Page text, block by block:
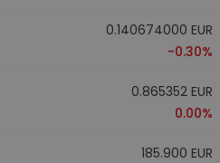
0.140674000 EUR
-0.30%
0.865352 EUR
0.00%
185.900 EUR